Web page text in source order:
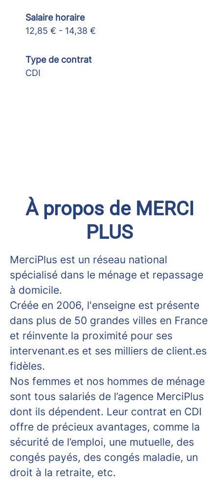
Salaire horaire
12,85 € - 14,38 €
Type de contrat
CDI
À propos de MERCI
PLUS
MerciPlus est un réseau national
spécialisé dans le ménage et repassage
à domicile.
Créée en 2006, l'enseigne est présente
dans plus de 50 grandes villes en France
et réinvente la proximité pour ses
intervenant.es et ses milliers de client.es
fidèles.
Nos femmes et nos hommes de ménage
sont tous salariés de l’agence MerciPlus
dont ils dépendent. Leur contrat en CDI
offre de précieux avantages, comme la
sécurité de l’emploi, une mutuelle, des
congés payés, des congés maladie, un
droit à la retraite, etc.